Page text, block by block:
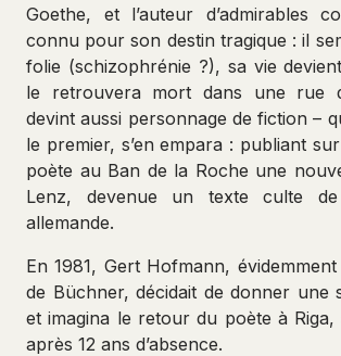
Goethe, et l’auteur d’admirables
connu pour son destin tragique : il
folie (schizophrénie ?), sa vie
le retrouvera mort dans une rue
devint aussi personnage de fiction –
le premier, s’en empara : publiant
poète au Ban de la Roche une
Lenz, devenue un texte culte
allemande.
En 1981, Gert Hofmann,
de Büchner, décidait de donner une
et imagina le retour du poète à Riga,
après 12 ans d’absence.